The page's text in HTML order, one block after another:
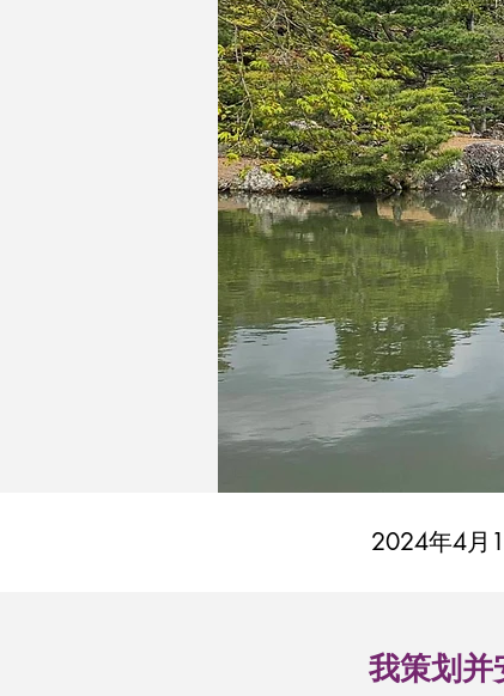
2024年4月
我策划并